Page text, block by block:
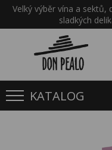
Velký výběr vína a
sladkých
KATALOG